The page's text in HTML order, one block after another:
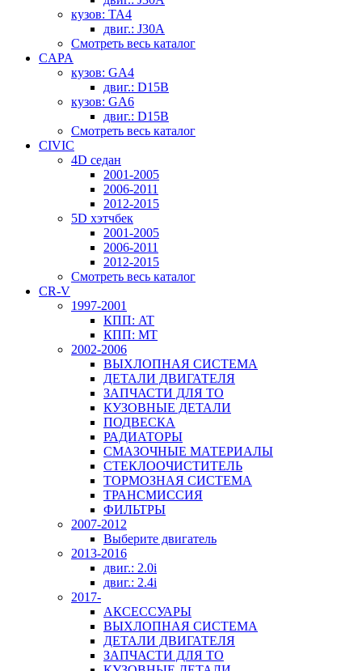
кузов: TA4
двиг.: J30A
Смотреть весь каталог
CAPA
кузов: GA4
двиг.: D15B
кузов: GA6
двиг.: D15B
Смотреть весь каталог
CIVIC
4D седан
2001-2005
2006-2011
2012-2015
5D хэтчбек
2001-2005
2006-2011
2012-2015
Смотреть весь каталог
CR-V
1997-2001
КПП: AT
КПП: MT
2002-2006
ВЫХЛОПНАЯ СИСТЕМА
ДЕТАЛИ ДВИГАТЕЛЯ
ЗАПЧАСТИ ДЛЯ ТО
КУЗОВНЫЕ ДЕТАЛИ
ПОДВЕСКА
РАДИАТОРЫ
СМАЗОЧНЫЕ МАТЕРИАЛЫ
СТЕКЛООЧИСТИТЕЛЬ
ТОРМОЗНАЯ СИСТЕМА
ТРАНСМИССИЯ
ФИЛЬТРЫ
2007-2012
Выберите двигатель
2013-2016
двиг.: 2.0i
двиг.: 2.4i
2017-
АКСЕССУАРЫ
ВЫХЛОПНАЯ СИСТЕМА
ДЕТАЛИ ДВИГАТЕЛЯ
ЗАПЧАСТИ ДЛЯ ТО